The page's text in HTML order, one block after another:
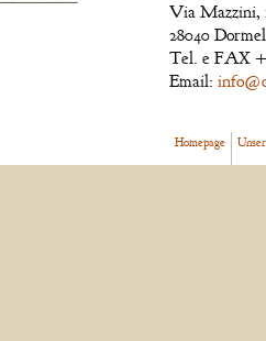
Via Mazzini,
28040
Tel. e FAX
Email:
Homepage